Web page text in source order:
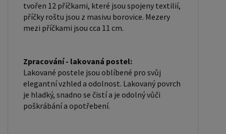
tvořen 12 příčkami, které jsou spojeny textilií,
příčky roštu jsou z masivu borovice. Mezery
mezi příčkami jsou cca 11 cm.
Zpracování - lakovaná postel:
Lakované postele jsou oblíbené pro svůj
elegantní vzhled a odolnost. Lakovaný povrch
je hladký, snadno se čistí a je odolný vůči
poškrábání a opotřebení.